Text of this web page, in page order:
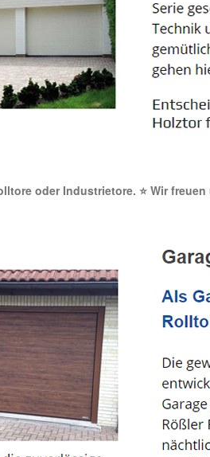
oder Industrietore. ⭐ Wir